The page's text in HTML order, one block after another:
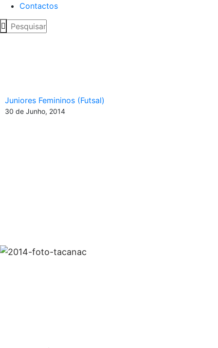
Contactos
Juniores Femininos (Futsal)
30 de Junho, 2014